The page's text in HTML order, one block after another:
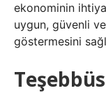
ekonominin
uygun, güvenli
göstermesini